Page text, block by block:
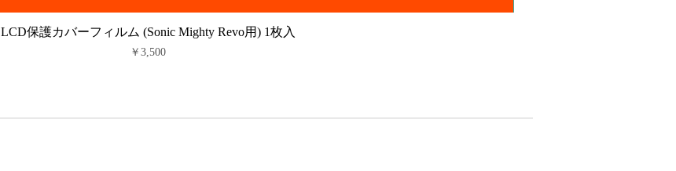
LCD保護カバーフィルム (Sonic Mighty Revo用) 1枚入
価格
￥3,500